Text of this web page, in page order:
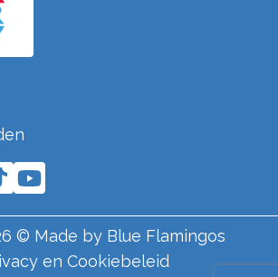
© Made by Blue Flamingos
en Cookiebeleid